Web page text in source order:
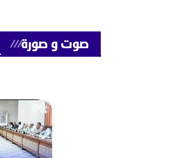
صوت و صورة///